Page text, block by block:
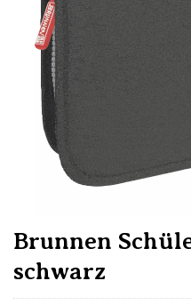
Brunnen
schwarz